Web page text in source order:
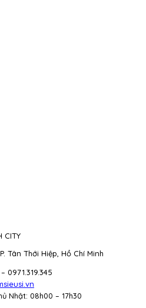
CITY
Tân Thới Hiệp, Hồ Chí Minh
0971.319.345
Nhật: 08h00 – 17h30